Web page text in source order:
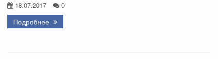
18.07.2017 0
Подробнее